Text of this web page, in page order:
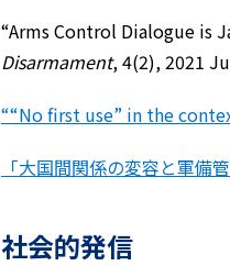
“Arms Control Dialogue is
Disarmament, 4(2), 2021
““No first use” in the
「大国間関係の変容と軍備
社会的発信